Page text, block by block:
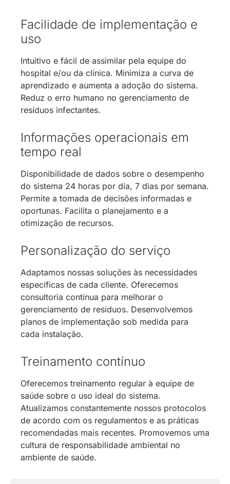
Facilidade de implementação e
uso
Intuitivo e fácil de assimilar pela equipe do
hospital e/ou da clínica. Minimiza a curva de
aprendizado e aumenta a adoção do sistema.
Reduz o erro humano no gerenciamento de
resíduos infectantes.
Informações operacionais em
tempo real
Disponibilidade de dados sobre o desempenho
do sistema 24 horas por dia, 7 dias por semana.
Permite a tomada de decisões informadas e
oportunas. Facilita o planejamento e a
otimização de recursos.
Personalização do serviço
Adaptamos nossas soluções às necessidades
específicas de cada cliente. Oferecemos
consultoria contínua para melhorar o
gerenciamento de resíduos. Desenvolvemos
planos de implementação sob medida para
cada instalação.
Treinamento contínuo
Oferecemos treinamento regular à equipe de
saúde sobre o uso ideal do sistema.
Atualizamos constantemente nossos protocolos
de acordo com os regulamentos e as práticas
recomendadas mais recentes. Promovemos uma
cultura de responsabilidade ambiental no
ambiente de saúde.